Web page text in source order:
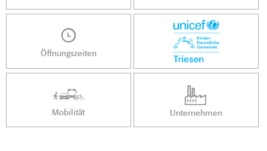
Öffnungszeiten
Mobilität Unternehmen